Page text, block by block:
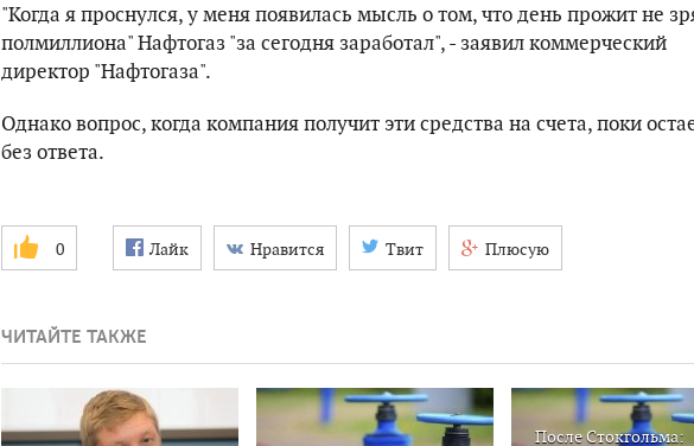
"Когда я проснулся, у меня появилась мысль о том, что день прожит не
полмиллиона" Нафтогаз "за сегодня заработал", - заявил коммерческий
директор "Нафтогаза".
Однако вопрос, когда компания получит эти средства на счета, поки
без ответа.
0 Лайк Нравится Твит Плюсую
ЧИТАЙТЕ ТАКЖЕ
После Стокгольма: